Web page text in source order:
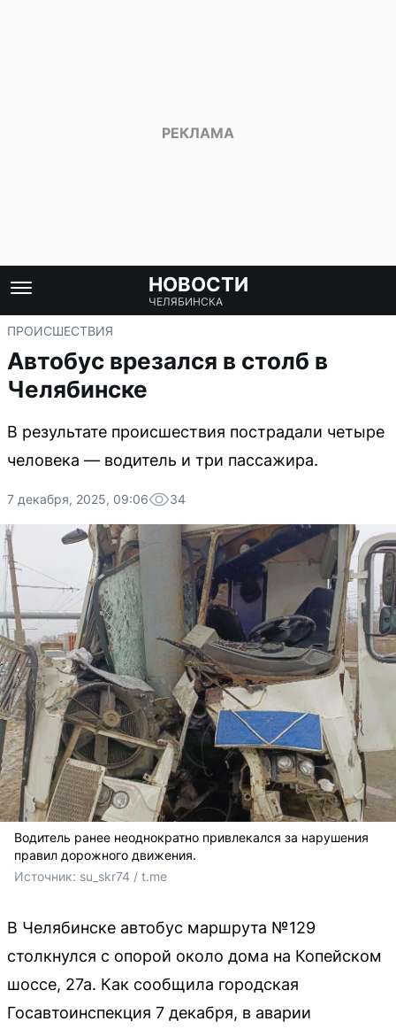
НОВОСТИ
ЧЕЛЯБИНСКА
ПРОИСШЕСТВИЯ
Автобус врезался в столб в
Челябинске
В результате происшествия пострадали четыре
человека — водитель и три пассажира.
7 декабря, 2025, 09:06 34
Водитель ранее неоднократно привлекался за нарушения
правил дорожного движения.
Источник: su_skr74 / t.me
В Челябинске автобус маршрута №129
столкнулся с опорой около дома на Копейском
шоссе, 27а. Как сообщила городская
Госавтоинспекция 7 декабря, в аварии